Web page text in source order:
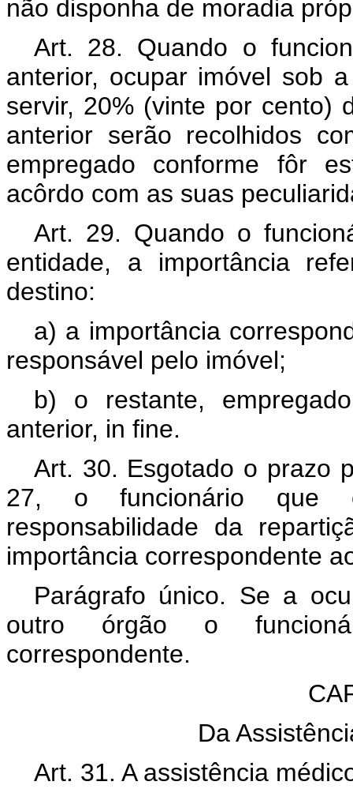
não disponha de moradia
Art. 28. Quando o
anterior, ocupar imóvel sob
servir, 20% (vinte por cento)
anterior serão recolhidos
empregado conforme fôr
acôrdo com as suas
Art. 29. Quando o
entidade, a importância
destino:
a) a importância
responsável pelo imóvel;
b) o restante,
anterior, in fine.
Art. 30. Esgotado o prazo
27, o funcionário que
responsabilidade da
importância correspondente
Parágrafo único. Se a
outro órgão o
correspondente.
Da
Art. 31. A assistência